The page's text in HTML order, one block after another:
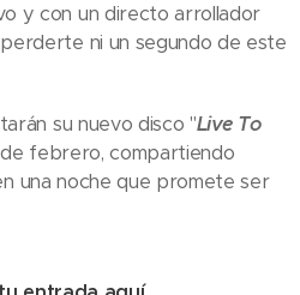
y con un directo arrollador
ni un segundo de este
su nuevo disco "Live To
de febrero, compartiendo
una noche que promete ser